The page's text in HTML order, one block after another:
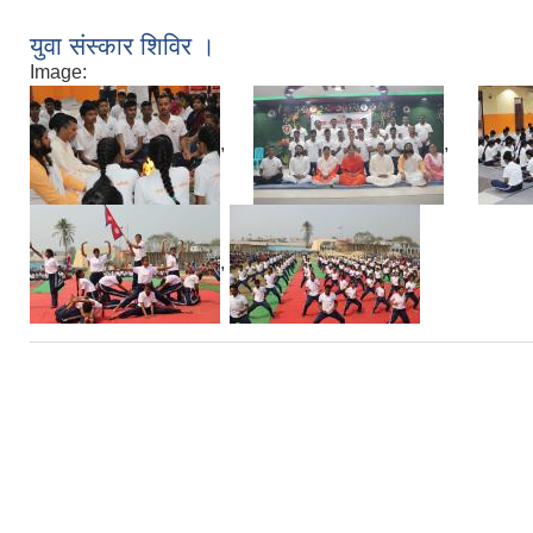
युवा संस्कार शिविर ।
Image:
, ,
,